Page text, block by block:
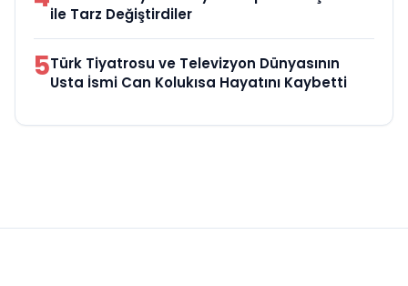
ile Tarz Değiştirdiler
5Türk Tiyatrosu ve Televizyon Dünyasının
Usta İsmi Can Kolukısa Hayatını Kaybetti